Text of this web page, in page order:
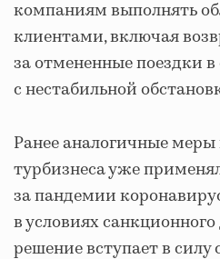
компаниям выполнять
клиентами, включая
за отмененные поездки
с нестабильной
Ранее аналогичные
турбизнеса уже
за пандемии
в условиях
решение вступает в силу